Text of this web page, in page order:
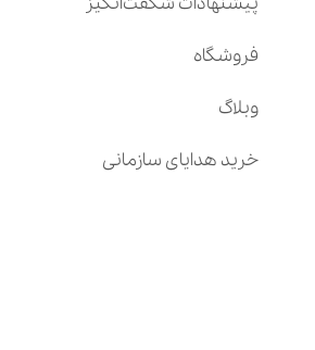
فروشگاه
وبلاگ
خرید هدایای سازمانی